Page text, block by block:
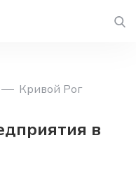
Кривой Рог
в